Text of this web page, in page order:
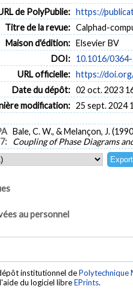
de PolyPublie: https://
Titre de la revue: Calphad-
Maison d'édition: Elsevier BV
DOI: 10.1016/
URL officielle: https://
Date du dépôt: 02 oct. 2023
modification: 25 sept. 2024
7:
Bale, C. W., & Melançon, J.
Coupling of Phase Diagrams
au personnel
institutionnel dePolytechnique
du logiciel libreEPrints.